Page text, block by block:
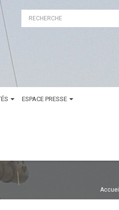
ESPACE PRESSE
Accueil